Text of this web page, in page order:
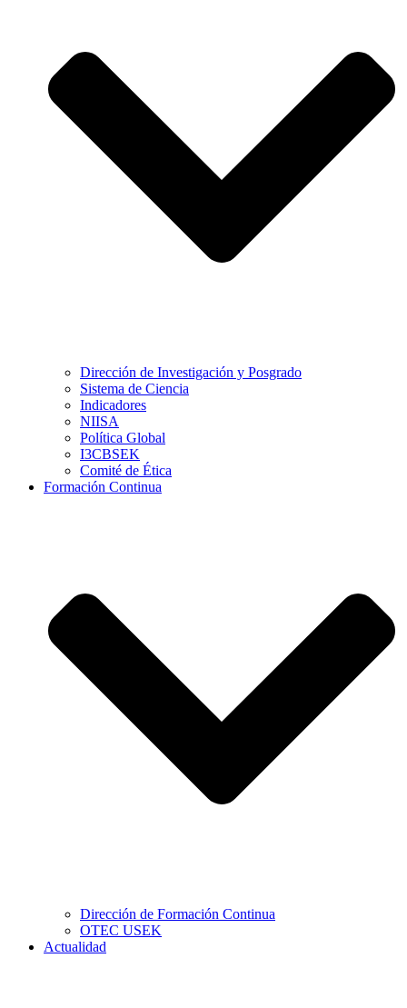
Dirección de Investigación y Posgrado
Sistema de Ciencia
Indicadores
NIISA
Política Global
I3CBSEK
Comité de Ética
Formación Continua
Dirección de Formación Continua
OTEC USEK
Actualidad